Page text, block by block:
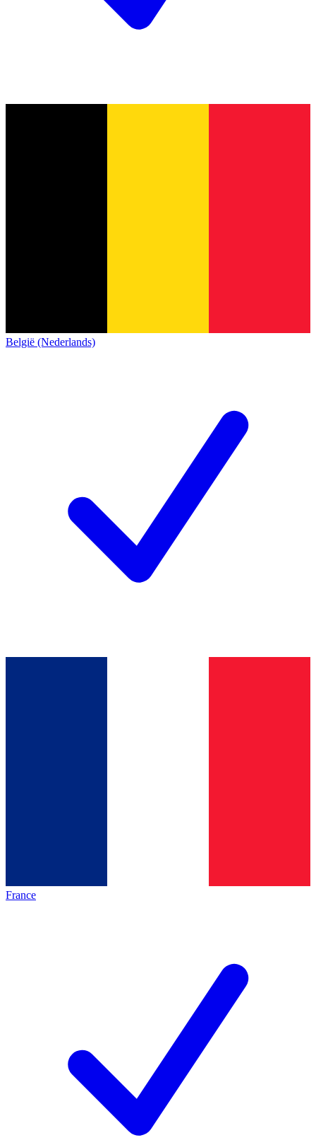
België (Nederlands)
France